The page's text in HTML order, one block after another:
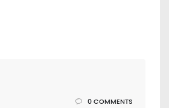
0 COMMENTS